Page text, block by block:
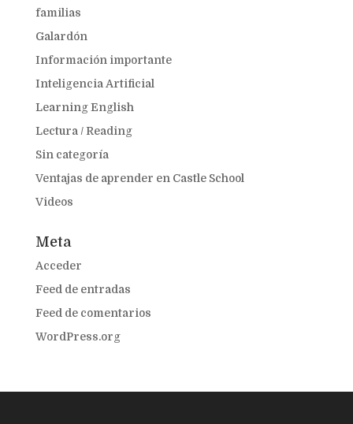
familias
Galardón
Información importante
Inteligencia Artificial
Learning English
Lectura / Reading
Sin categoría
Ventajas de aprender en Castle School
Videos
Meta
Acceder
Feed de entradas
Feed de comentarios
WordPress.org